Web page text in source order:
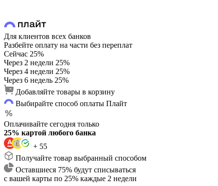
Для клиентов всех банков
Разбейте оплату на части без переплат
Сейчас 25%
Через 2 недели 25%
Через 4 недели 25%
Через 6 недель 25%
Добавляйте товары в корзину
Выбирайте способ оплаты Плайт
Оплачивайте сегодня только
25% картой любого банка
+ 55
Получайте товар выбранный способом
Оставшиеся 75% будут списываться
с вашей карты по 25% каждые 2 недели